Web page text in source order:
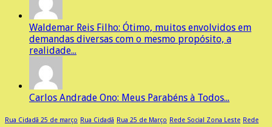
Waldemar Reis Filho: Ótimo, muitos envolvidos em
demandas diversas com o mesmo propósito, a
realidade...
Carlos Andrade Ono: Meus Parabéns à Todos...
Rua Cidadã 25 de março Rua Cidadã Rua 25 de Março Rede Social Zona Leste Rede